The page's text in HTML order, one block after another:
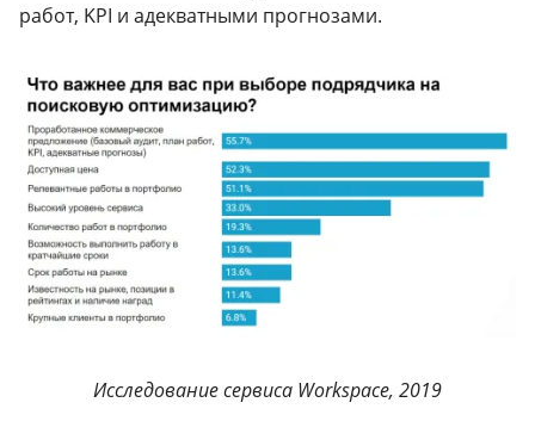
работ, KPI и адекватными прогнозами.
Исследование сервиса Workspace, 2019